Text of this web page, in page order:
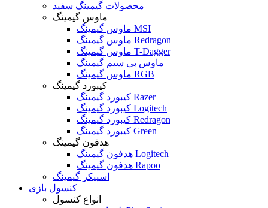
محصولات گیمینگ سفید
ماوس گیمینگ
ماوس گیمینگ MSI
ماوس گیمینگ Redragon
ماوس گیمینگ T-Dagger
ماوس بی سیم گیمینگ
ماوس گیمینگ RGB
کیبورد گیمینگ
کیبورد گیمینگ Razer
کیبورد گیمینگ Logitech
کیبورد گیمینگ Redragon
کیبورد گیمینگ Green
هدفون گیمینگ
هدفون گیمینگ Logitech
هدفون گیمینگ Rapoo
اسپیکر گیمینگ
کنسول بازی
انواع کنسول